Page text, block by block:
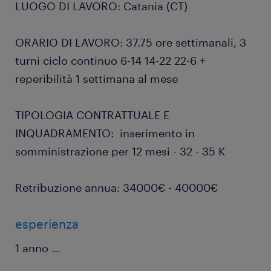
LUOGO DI LAVORO: Catania (CT)
ORARIO DI LAVORO: 37.75 ore settimanali, 3
turni ciclo continuo 6-14 14-22 22-6 +
reperibilità 1 settimana al mese
TIPOLOGIA CONTRATTUALE E
INQUADRAMENTO: inserimento in
somministrazione per 12 mesi - 32 - 35 K
Retribuzione annua: 34000€ - 40000€
esperienza
1 anno ...